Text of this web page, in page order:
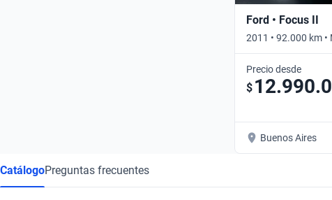
Ford • Focus II
2011 • 92.000 km •
Precio desde
$
Buenos Aires
CatálogoPreguntas frecuentes